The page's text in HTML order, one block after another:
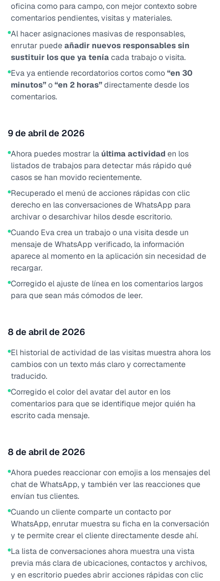
oficina como para campo, con mejor contexto sobre
comentarios pendientes, visitas y materiales.
Al hacer asignaciones masivas de responsables,
enrutar puedeañadir nuevos responsables sin
sustituir los que ya teníacada trabajo o visita.
Eva ya entiende recordatorios cortos como“en 30
minutos”o“en 2 horas”directamente desde los
comentarios.
9 de abril de 2026
Ahora puedes mostrar la última actividad en los
listados de trabajos para detectar más rápido qué
casos se han movido recientemente.
Recuperado el menú de acciones rápidas con clic
derecho en las conversaciones de WhatsApp para
archivar o desarchivar hilos desde escritorio.
Cuando Eva crea un trabajo o una visita desde un
mensaje de WhatsApp verificado, la información
aparece al momento en la aplicación sin necesidad de
recargar.
Corregido el ajuste de línea en los comentarios largos
para que sean más cómodos de leer.
8 de abril de 2026
El historial de actividad de las visitas muestra ahora los
cambios con un texto más claro y correctamente
traducido.
Corregido el color del avatar del autor en los
comentarios para que se identifique mejor quién ha
escrito cada mensaje.
8 de abril de 2026
Ahora puedes reaccionar con emojis a los mensajes del
chat de WhatsApp, y también ver las reacciones que
envían tus clientes.
Cuando un cliente comparte un contacto por
WhatsApp, enrutar muestra su ficha en la conversación
y te permite crear el cliente directamente desde ahí.
La lista de conversaciones ahora muestra una vista
previa más clara de ubicaciones, contactos y archivos,
y en escritorio puedes abrir acciones rápidas con clic